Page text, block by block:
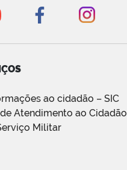
ao cidadão – SIC
Atendimento ao Cidadão
Militar